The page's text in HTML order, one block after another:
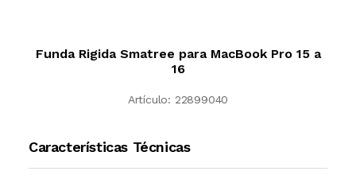
Funda Rigida Smatree para MacBook Pro 15 a
16
Artículo: 22899040
Características Técnicas